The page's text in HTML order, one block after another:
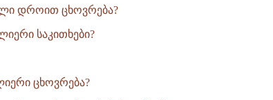
დროით ცხოვრება?
საკითხები?
ცხოვრება?